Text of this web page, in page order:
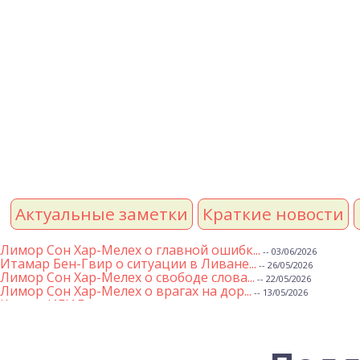
Актуальные заметки Краткие новости
Лимор Сон Хар-Мелех о главной ошибк... -- 03/06/2026
Итамар Бен-Гвир о ситуации в Ливане... -- 26/05/2026
Лимор Сон Хар-Мелех о свободе слова... -- 22/05/2026
Лимор Сон Хар-Мелех о врагах на дор... -- 13/05/2026
Клятва ИГИЛ